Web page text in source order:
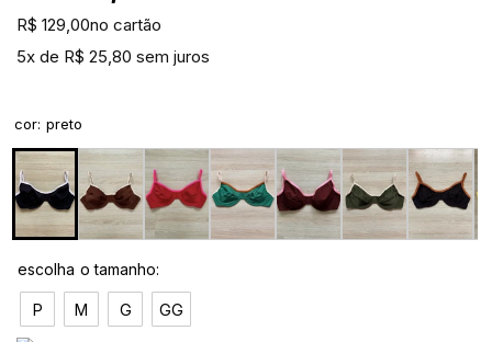
R$ 129,00no cartão
5x de R$ 25,80 sem juros
cor: preto
P M G GG